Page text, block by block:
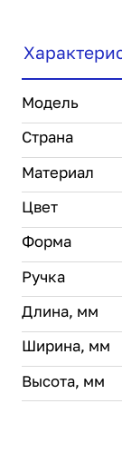
Модель
Страна
Материал
Цвет
Форма
Ручка
Длина, мм
Ширина, мм
Высота, мм